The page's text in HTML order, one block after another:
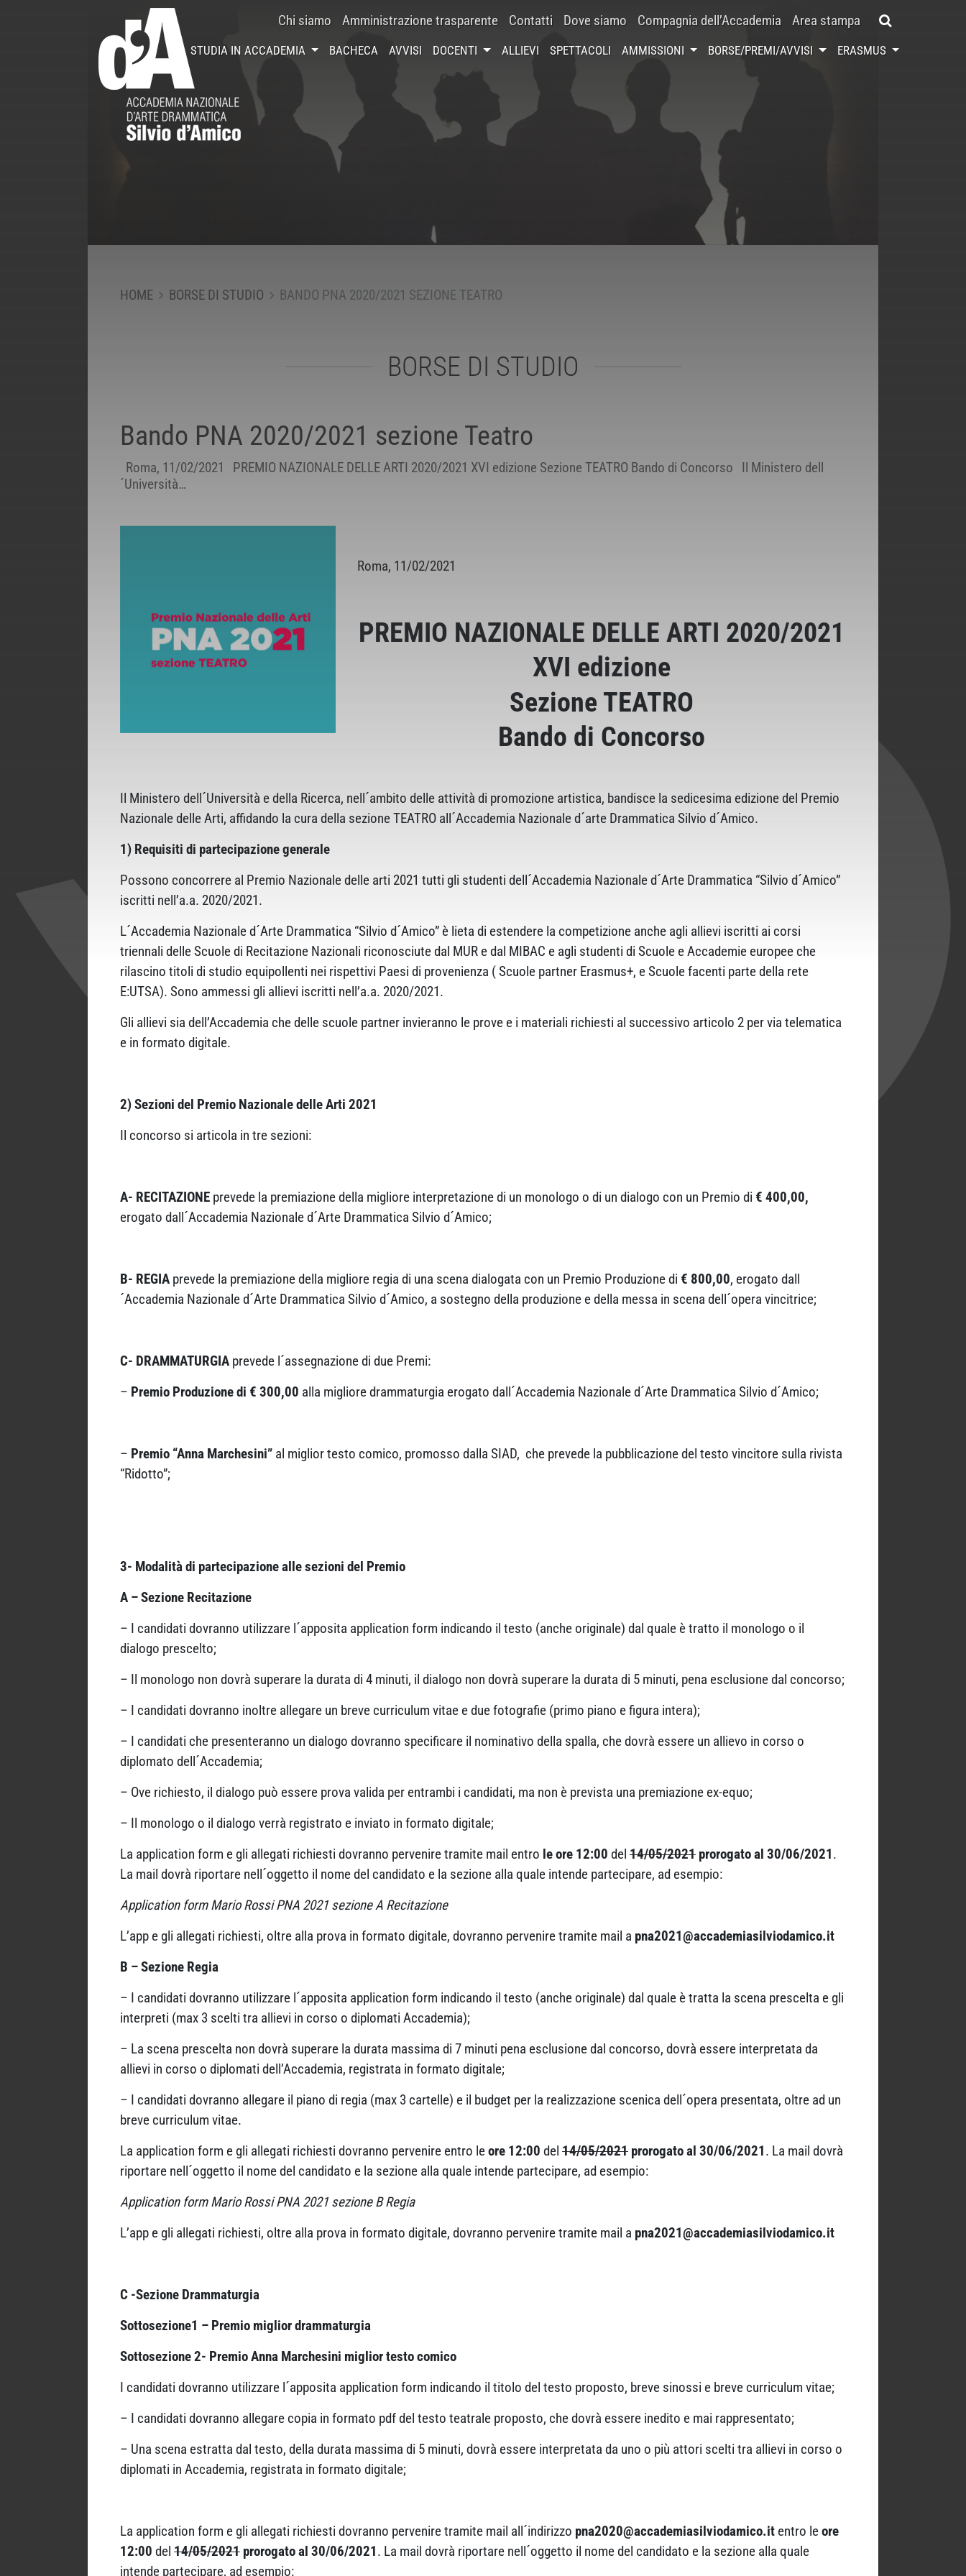
Chi siamo Amministrazione trasparente Contatti Dove siamo Compagnia dell’Accademia Area stampa
STUDIA IN ACCADEMIA BACHECA AVVISI DOCENTI ALLIEVI SPETTACOLI AMMISSIONI BORSE/PREMI/AVVISI ERASMUS
HOME BORSE DI STUDIO BANDO PNA 2020/2021 SEZIONE TEATRO
BORSE DI STUDIO
Bando PNA 2020/2021 sezione Teatro
Roma, 11/02/2021 PREMIO NAZIONALE DELLE ARTI 2020/2021 XVI edizione Sezione TEATRO Bando di Concorso Il Ministero dell
´Università…
Roma, 11/02/2021
PREMIO NAZIONALE DELLE ARTI 2020/2021
XVI edizione
Sezione TEATRO
Bando di Concorso
Il Ministero dell´Università e della Ricerca, nell´ambito delle attività di promozione artistica, bandisce la sedicesima edizione del Premio
Nazionale delle Arti, affidando la cura della sezione TEATRO all´Accademia Nazionale d´arte Drammatica Silvio d´Amico.
1) Requisiti di partecipazione generale
Possono concorrere al Premio Nazionale delle arti 2021 tutti gli studenti dell´Accademia Nazionale d´Arte Drammatica “Silvio d´Amico”
iscritti nell’a.a. 2020/2021.
L´Accademia Nazionale d´Arte Drammatica “Silvio d´Amico” è lieta di estendere la competizione anche agli allievi iscritti ai corsi
triennali delle Scuole di Recitazione Nazionali riconosciute dal MUR e dal MIBAC e agli studenti di Scuole e Accademie europee che
rilascino titoli di studio equipollenti nei rispettivi Paesi di provenienza ( Scuole partner Erasmus+, e Scuole facenti parte della rete
E:UTSA). Sono ammessi gli allievi iscritti nell’a.a. 2020/2021.
Gli allievi sia dell’Accademia che delle scuole partner invieranno le prove e i materiali richiesti al successivo articolo 2 per via telematica
e in formato digitale.
2) Sezioni del Premio Nazionale delle Arti 2021
Il concorso si articola in tre sezioni:
A- RECITAZIONE prevede la premiazione della migliore interpretazione di un monologo o di un dialogo con un Premio di € 400,00,
erogato dall´Accademia Nazionale d´Arte Drammatica Silvio d´Amico;
B- REGIA prevede la premiazione della migliore regia di una scena dialogata con un Premio Produzione di € 800,00, erogato dall
´Accademia Nazionale d´Arte Drammatica Silvio d´Amico, a sostegno della produzione e della messa in scena dell´opera vincitrice;
C- DRAMMATURGIA prevede l´assegnazione di due Premi:
– Premio Produzione di € 300,00 alla migliore drammaturgia erogato dall´Accademia Nazionale d´Arte Drammatica Silvio d´Amico;
– Premio “Anna Marchesini” al miglior testo comico, promosso dalla SIAD, che prevede la pubblicazione del testo vincitore sulla rivista
“Ridotto”;
3- Modalità di partecipazione alle sezioni del Premio
A – Sezione Recitazione
– I candidati dovranno utilizzare l´apposita application form indicando il testo (anche originale) dal quale è tratto il monologo o il
dialogo prescelto;
– Il monologo non dovrà superare la durata di 4 minuti, il dialogo non dovrà superare la durata di 5 minuti, pena esclusione dal concorso;
– I candidati dovranno inoltre allegare un breve curriculum vitae e due fotografie (primo piano e figura intera);
– I candidati che presenteranno un dialogo dovranno specificare il nominativo della spalla, che dovrà essere un allievo in corso o
diplomato dell´Accademia;
– Ove richiesto, il dialogo può essere prova valida per entrambi i candidati, ma non è prevista una premiazione ex-equo;
– Il monologo o il dialogo verrà registrato e inviato in formato digitale;
La application form e gli allegati richiesti dovranno pervenire tramite mail entro le ore 12:00 del 14/05/2021 prorogato al 30/06/2021 .
La mail dovrà riportare nell´oggetto il nome del candidato e la sezione alla quale intende partecipare, ad esempio:
Application form Mario Rossi PNA 2021 sezione A Recitazione
L’app e gli allegati richiesti, oltre alla prova in formato digitale, dovranno pervenire tramite mail a pna2021@accademiasilviodamico.it
B – Sezione Regia
– I candidati dovranno utilizzare l´apposita application form indicando il testo (anche originale) dal quale è tratta la scena prescelta e gli
interpreti (max 3 scelti tra allievi in corso o diplomati Accademia);
– La scena prescelta non dovrà superare la durata massima di 7 minuti pena esclusione dal concorso, dovrà essere interpretata da
allievi in corso o diplomati dell’Accademia, registrata in formato digitale;
– I candidati dovranno allegare il piano di regia (max 3 cartelle) e il budget per la realizzazione scenica dell´opera presentata, oltre ad un
breve curriculum vitae.
La application form e gli allegati richiesti dovranno pervenire entro leore 12:00 del 14/05/2021 prorogato al 30/06/2021 . La mail dovrà
riportare nell´oggetto il nome del candidato e la sezione alla quale intende partecipare, ad esempio:
Application form Mario Rossi PNA 2021 sezione B Regia
L’app e gli allegati richiesti, oltre alla prova in formato digitale, dovranno pervenire tramite mail a pna2021@accademiasilviodamico.it
C -Sezione Drammaturgia
Sottosezione1 – Premio miglior drammaturgia
Sottosezione 2- Premio Anna Marchesini miglior testo comico
I candidati dovranno utilizzare l´apposita application form indicando il titolo del testo proposto, breve sinossi e breve curriculum vitae;
– I candidati dovranno allegare copia in formato pdf del testo teatrale proposto, che dovrà essere inedito e mai rappresentato;
– Una scena estratta dal testo, della durata massima di 5 minuti, dovrà essere interpretata da uno o più attori scelti tra allievi in corso o
diplomati in Accademia, registrata in formato digitale;
La application form e gli allegati richiesti dovranno pervenire tramite mail all´indirizzo pna2020@accademiasilviodamico.it entro leore
12:00 del 14/05/2021 prorogato al 30/06/2021 . La mail dovrà riportare nell´oggetto il nome del candidato e la sezione alla quale
intende partecipare, ad esempio: